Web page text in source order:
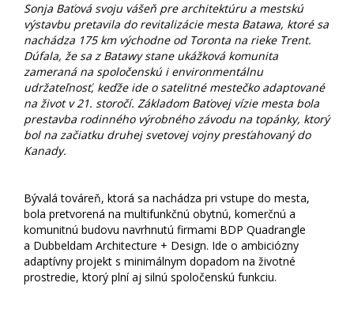
Sonja Baťová svoju vášeň pre architektúru a mestskú
výstavbu pretavila do revitalizácie mesta Batawa, ktoré sa
nachádza 175 km východne od Toronta na rieke Trent.
Dúfala, že sa z Batawy stane ukážková komunita
zameraná na spoločenskú i environmentálnu
udržateľnosť, keďže ide o satelitné mestečko adaptované
na život v 21. storočí. Základom Baťovej vízie mesta bola
prestavba rodinného výrobného závodu na topánky, ktorý
bol na začiatku druhej svetovej vojny presťahovaný do
Kanady.
Bývalá továreň, ktorá sa nachádza pri vstupe do mesta,
bola pretvorená na multifunkčnú obytnú, komerčnú a
komunitnú budovu navrhnutú firmami BDP Quadrangle
a Dubbeldam Architecture + Design. Ide o ambiciózny
adaptívny projekt s minimálnym dopadom na životné
prostredie, ktorý plní aj silnú spoločenskú funkciu.